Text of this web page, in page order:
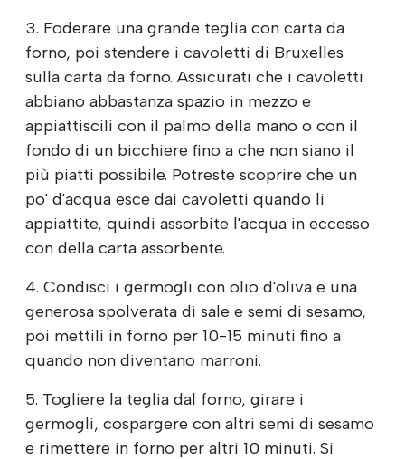
3. Foderare una grande teglia con carta da
forno, poi stendere i cavoletti di Bruxelles
sulla carta da forno. Assicurati che i cavoletti
abbiano abbastanza spazio in mezzo e
appiattiscili con il palmo della mano o con il
fondo di un bicchiere fino a che non siano il
più piatti possibile. Potreste scoprire che un
po' d'acqua esce dai cavoletti quando li
appiattite, quindi assorbite l'acqua in eccesso
con della carta assorbente.
4. Condisci i germogli con olio d'oliva e una
generosa spolverata di sale e semi di sesamo,
poi mettili in forno per 10-15 minuti fino a
quando non diventano marroni.
5. Togliere la teglia dal forno, girare i
germogli, cospargere con altri semi di sesamo
e rimettere in forno per altri 10 minuti. Si